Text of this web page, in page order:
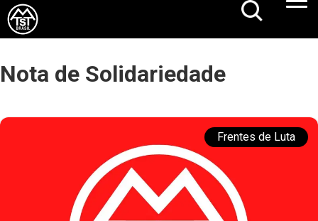
Nota de Solidariedade
Frentes de Luta